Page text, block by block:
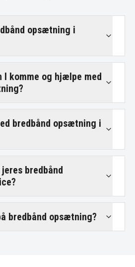
opsætning i
I komme og hjælpe med
bredbånd opsætning i
bredbånd
bredbånd opsætning?